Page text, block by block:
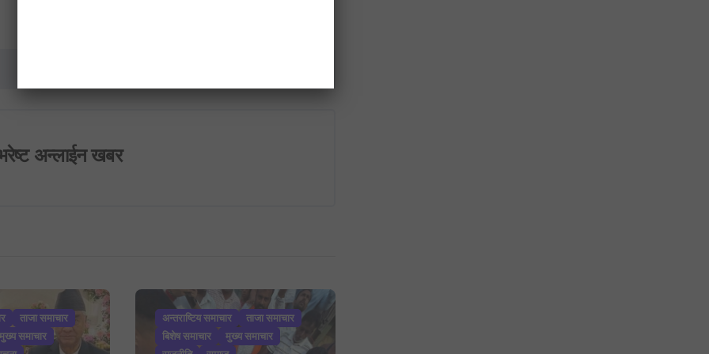
अन्लाईन खबर
ताजा समाचार
मुख्य समाचार
अन्तराष्टिय समाचार
ताजा समाचार
बिशेष समाचार
मुख्य समाचार